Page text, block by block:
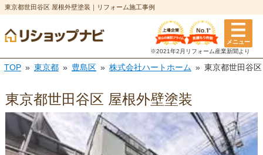
東京都世田谷区 屋根外壁塗装｜リフォーム施工事例
メニュー
※2021年2月リフォーム産業新聞より
TOP 東京都 豊島区 株式会社ハートホーム 東京都世田谷
東京都世田谷区 屋根外壁塗装